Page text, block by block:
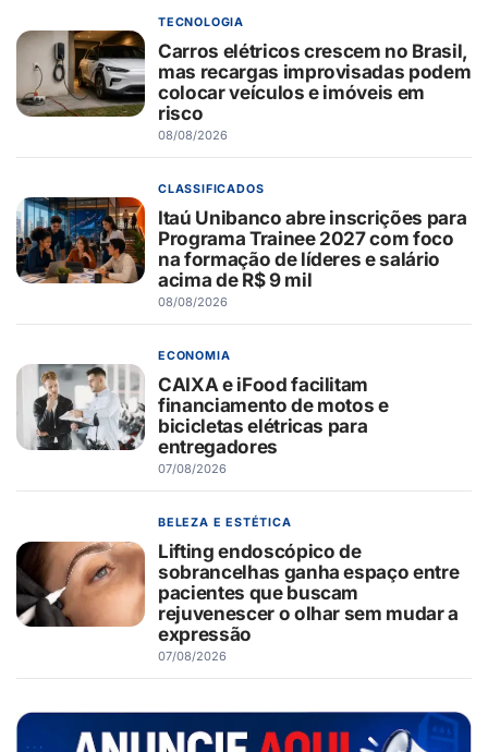
TECNOLOGIA
Carros elétricos crescem no Brasil,
mas recargas improvisadas podem
colocar veículos e imóveis em
risco
08/08/2026
CLASSIFICADOS
Itaú Unibanco abre inscrições para
Programa Trainee 2027 com foco
na formação de líderes e salário
acima de R$ 9 mil
08/08/2026
ECONOMIA
CAIXA e iFood facilitam
financiamento de motos e
bicicletas elétricas para
entregadores
07/08/2026
BELEZA E ESTÉTICA
Lifting endoscópico de
sobrancelhas ganha espaço entre
pacientes que buscam
rejuvenescer o olhar sem mudar a
expressão
07/08/2026